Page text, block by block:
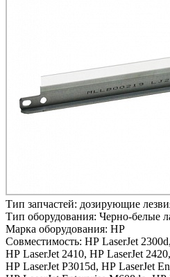
Тип запчастей: дозирующие
Тип оборудования: Черно-белые
Марка оборудования: HP
Совместимость: HP LaserJet 2300d,
HP LaserJet 2410, HP LaserJet 2420,
HP LaserJet P3015d, HP LaserJet